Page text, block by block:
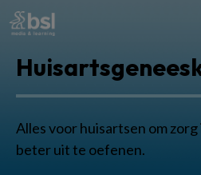
Alles voor huisartsen om
beter uit te oefenen.